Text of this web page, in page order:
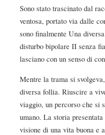
Sono stato trascinato dal
ventosa, portato via dalle
sono finalmente Una
disturbo bipolare II senza
lasciano con un senso di
Mentre la trama si
diversa follia. Riuscire a
viaggio, un percorso che si
umano. La storia
visione di una vita buona e